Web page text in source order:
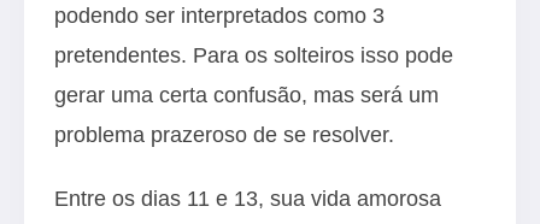
podendo ser interpretados como 3
pretendentes. Para os solteiros isso pode
gerar uma certa confusão, mas será um
problema prazeroso de se resolver.
Entre os dias 11 e 13, sua vida amorosa